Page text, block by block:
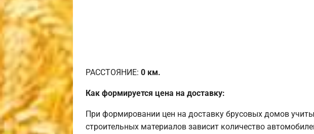
РАССТОЯНИЕ: 0 км.
Как формируется цена на доставку:
При формировании цен на доставку брусовых домов
строительных материалов зависит количество